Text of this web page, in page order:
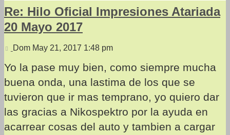
Re: Hilo Oficial Impresiones Atariada
20 Mayo 2017
Mensaje
Dom May 21, 2017 1:48 pm
Yo la pase muy bien, como siempre mucha
buena onda, una lastima de los que se
tuvieron que ir mas temprano, yo quiero dar
las gracias a Nikospektro por la ayuda en
acarrear cosas del auto y tambien a cargar